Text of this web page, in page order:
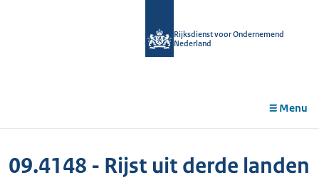
Rijksdienst voor Ondernemend
Nederland
Menu
09.4148 - Rijst uit derde landen